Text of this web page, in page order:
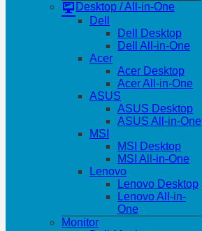
Desktop / All-in-One
Dell
Dell Desktop
Dell All-in-One
Acer
Acer Desktop
Acer All-in-One
ASUS
ASUS Desktop
ASUS All-in-One
MSI
MSI Desktop
MSI All-in-One
Lenovo
Lenovo Desktop
Lenovo All-in-
One
Monitor